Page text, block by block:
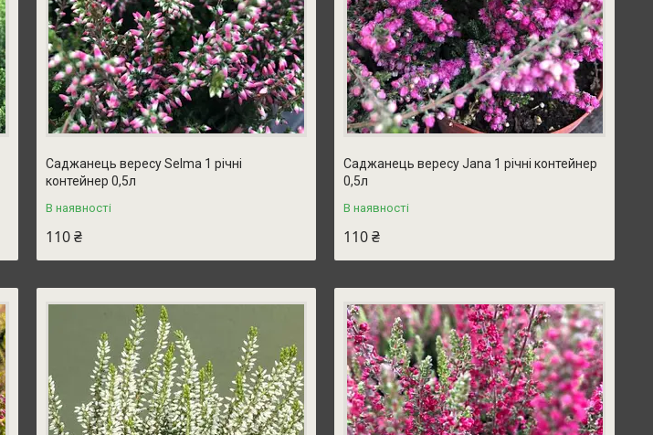
Саджанець вересу Selma 1 річні
контейнер 0,5л
В наявності
110 ₴
Саджанець вересу Jana 1 річні контейнер
0,5л
В наявності
110 ₴